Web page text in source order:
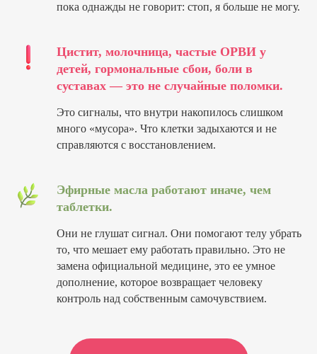
пока однажды не говорит: стоп, я больше не могу.
Цистит, молочница, частые ОРВИ у
детей, гормональные сбои, боли в
суставах — это не случайные поломки.
Это сигналы, что внутри накопилось слишком
много «мусора». Что клетки задыхаются и не
справляются с восстановлением.
Эфирные масла работают иначе, чем
таблетки.
Они не глушат сигнал. Они помогают телу убрать
то, что мешает ему работать правильно. Это не
замена официальной медицине, это ее умное
дополнение, которое возвращает человеку
контроль над собственным самочувствием.